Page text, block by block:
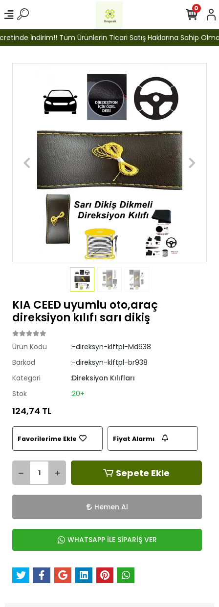
İndirim!! Tüm Ürünlerin Ticari Satış Haklarına Sahip
0
KIA CEED uyumlu oto,araç
direksiyon kılıfı sarı dikiş
Ürün Kodu
:-direksyn-klftpl-Md938
Barkod
:-direksyn-klftpl-br938
Kategori
:Direksiyon Kılıfları
Stok
:20+
124,74 TL
Favorilerime Ekle Fiyat Alarmı
Sepete Ekle
Hemen Al
WHATSAPP İLE SİPARİŞ VER